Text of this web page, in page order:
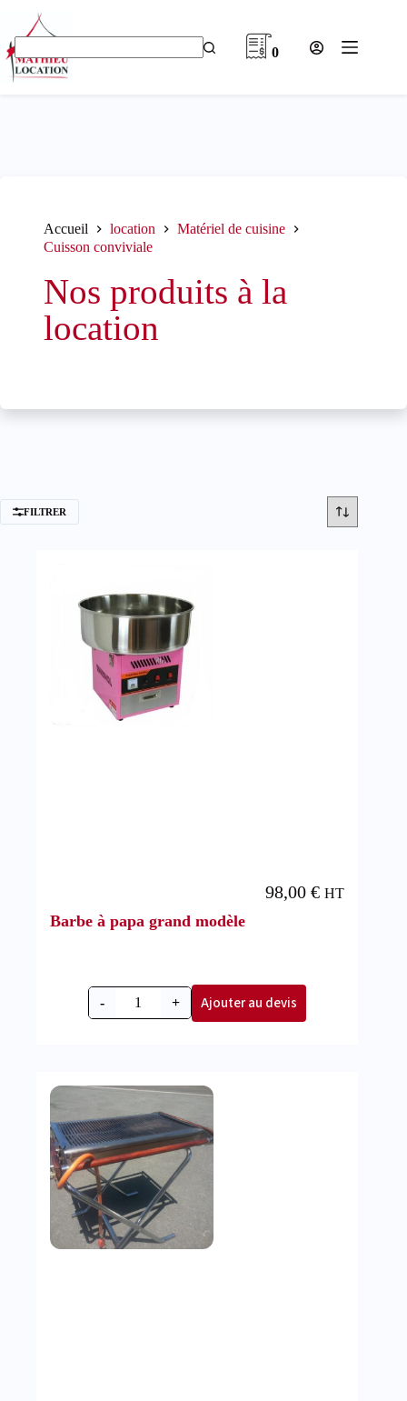
contenu
Aucun
résultat
0
Accueil location
Matériel de cuisine
Cuisson conviviale
Nos produits à la
location
FILTRER
Barbe à papa grand modèle
98,00€ HT
- + Ajouter au devis